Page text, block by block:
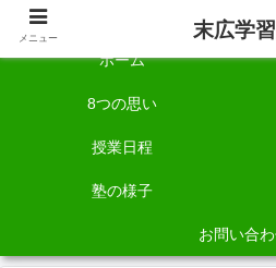
自称「一宮でいちばん塾で勉
ホーム
8つの思い
授業日程
塾の様子
お問い合
メニュー 末広学